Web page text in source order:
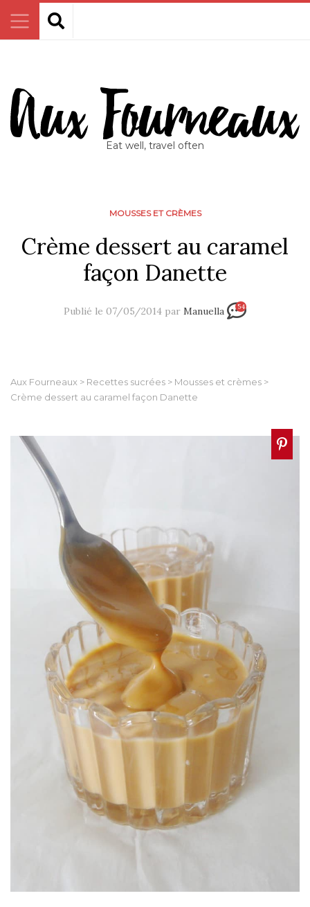
Eat well, travel often
MOUSSES ET CRÈMES
Crème dessert au caramel
façon Danette
Publié le 07/05/2014 par Manuella 54
Aux Fourneaux > Recettes sucrées > Mousses et crèmes >
Crème dessert au caramel façon Danette